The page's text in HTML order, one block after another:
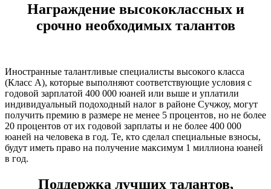
Награждение высококлассных и
срочно необходимых талантов
Иностранные талантливые специалисты высокого класса
(Класс А), которые выполняют соответствующие условия с
годовой зарплатой 400 000 юаней или выше и уплатили
индивидуальный подоходный налог в районе Сучжоу, могут
получить премию в размере не менее 5 процентов, но не более
20 процентов от их годовой зарплаты и не более 400 000
юаней на человека в год. Те, кто сделал специальные взносы,
будут иметь право на получение максимум 1 миллиона юаней
в год.
Поддержка лучших талантов,